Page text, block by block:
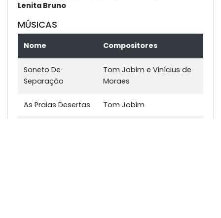
Lenita Bruno
MÚSICAS
Nome Compositores
Soneto De
Separação
Tom Jobim e Vinícius de
Moraes
As Praias Desertas Tom Jobim